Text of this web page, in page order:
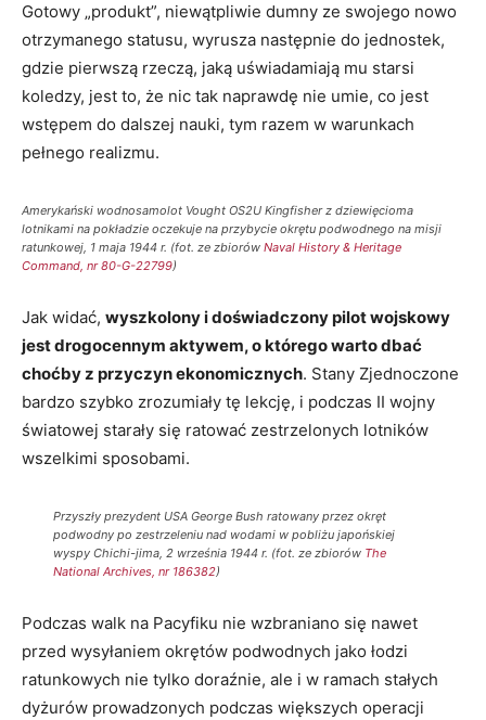
Gotowy „produkt”, niewątpliwie dumny ze swojego nowo
otrzymanego statusu, wyrusza następnie do jednostek,
gdzie pierwszą rzeczą, jaką uświadamiają mu starsi
koledzy, jest to, że nic tak naprawdę nie umie, co jest
wstępem do dalszej nauki, tym razem w warunkach
pełnego realizmu.
Amerykański wodnosamolot Vought OS2U Kingfisher z dziewięcioma
lotnikami na pokładzie oczekuje na przybycie okrętu podwodnego na misji
ratunkowej, 1 maja 1944 r. (fot. ze zbiorów Naval History & Heritage
Command, nr 80-G-22799)
Jak widać, wyszkolony i doświadczony pilot wojskowy
jest drogocennym aktywem, o którego warto dbać
choćby z przyczyn ekonomicznych. Stany Zjednoczone
bardzo szybko zrozumiały tę lekcję, i podczas II wojny
światowej starały się ratować zestrzelonych lotników
wszelkimi sposobami.
Przyszły prezydent USA George Bush ratowany przez okręt
podwodny po zestrzeleniu nad wodami w pobliżu japońskiej
wyspy Chichi-jima, 2 września 1944 r. (fot. ze zbiorów The
National Archives, nr 186382)
Podczas walk na Pacyfiku nie wzbraniano się nawet
przed wysyłaniem okrętów podwodnych jako łodzi
ratunkowych nie tylko doraźnie, ale i w ramach stałych
dyżurów prowadzonych podczas większych operacji